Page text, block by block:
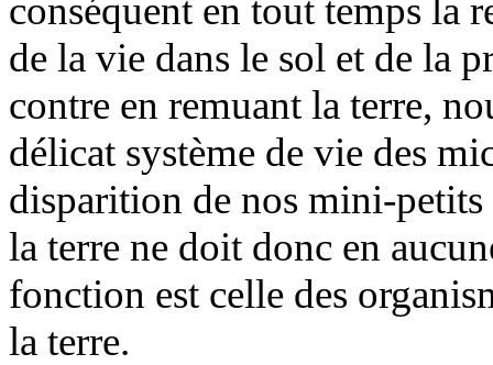
conséquent en tout temps la
de la vie dans le sol et de la
contre en remuant la terre,
délicat système de vie des
disparition de nos mini-petits
la terre ne doit donc en
fonction est celle des
la terre.